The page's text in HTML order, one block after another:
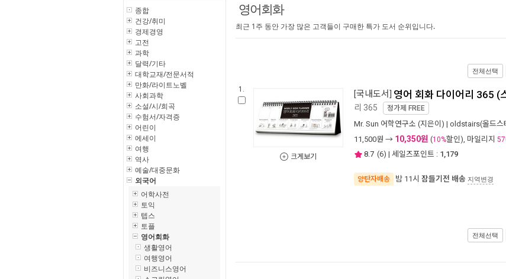
종합
건강/취미
경제경영
고전
과학
달력/기타
대학교재/전문서적
만화/라이트노벨
사회과학
소설/시/희곡
수험서/자격증
어린이
에세이
여행
역사
예술/대중문화
외국어
어학사전
토익
텝스
토플
영어회화
생활영어
여행영어
비즈니스영어
영어회화
최근 1주 동안 가장 많은 고객들이 구매한 특가 도서 순위입니다.
전체선택
1.
크게보기
[국내도서] 영어 회화 다이어리 365 (
리 365 정가제 FREE
Mr. Sun 어학연구소 (지은이) | oldstairs(올드스
11,500원 → 10,350원 (10%할인), 마일리지
8.7 (6) | 세일즈포인트 : 1,179
양탄자배송 밤 11시 잠들기전 배송 지역변경
전체선택